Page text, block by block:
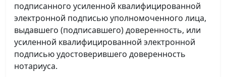
подписанного усиленной квалифицированной
электронной подписью уполномоченного лица,
выдавшего (подписавшего) доверенность, или
усиленной квалифицированной электронной
подписью удостоверившего доверенность
нотариуса.